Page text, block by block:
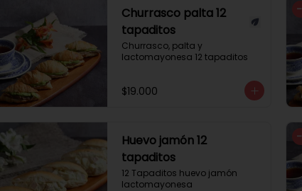
Churrasco palta 12
tapaditos
Churrasco, palta y
lactomayonesa 12 tapaditos
$19.000
-
Huevo jamón 12
tapaditos
12 Tapaditos huevo jamón
lactomayonesa
-